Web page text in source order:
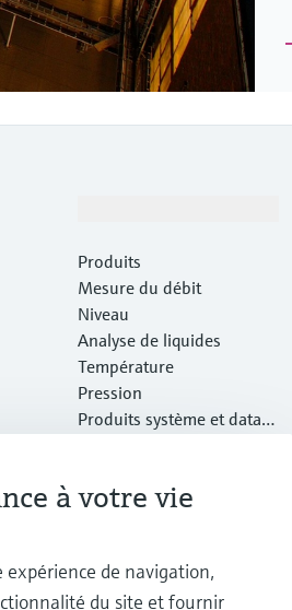
Produits
Mesure du débit
Niveau
Analyse de liquides
Température
Pression
Produits système et data
Logiciels
Services
à votre vie
expérience de navigation,
du site et fournir